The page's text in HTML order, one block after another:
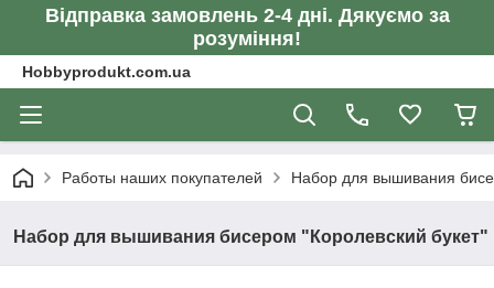
Відправка замовлень 2-4 дні. Дякуємо за
розуміння!
Hobbyprodukt.com.ua
Работы наших покупателей Набор для вышивания
Набор для вышивания бисером "Королевский букет"